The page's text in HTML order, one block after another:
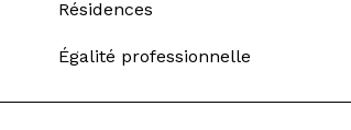
Résidences
Égalité professionnelle